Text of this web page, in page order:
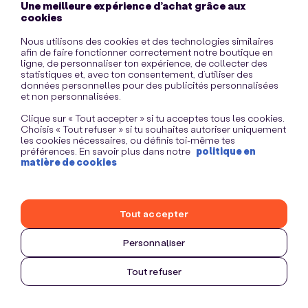
Une meilleure expérience d’achat grâce aux
cookies
Nous utilisons des cookies et des technologies similaires
afin de faire fonctionner correctement notre boutique en
ligne, de personnaliser ton expérience, de collecter des
statistiques et, avec ton consentement, d’utiliser des
données personnelles pour des publicités personnalisées
et non personnalisées.
Clique sur « Tout accepter » si tu acceptes tous les cookies.
Choisis « Tout refuser » si tu souhaites autoriser uniquement
les cookies nécessaires, ou définis toi-même tes
préférences. En savoir plus dans notre politique en
matière de cookies
Personnaliser
Tout refuser
Tout accepter